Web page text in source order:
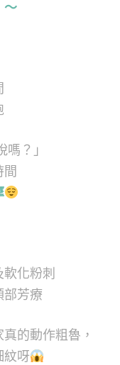
～
？」
化粉刺
部芳療
的動作粗魯，
紋呀